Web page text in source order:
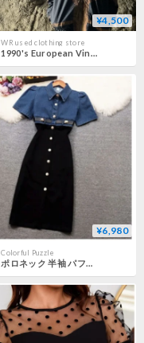
¥4,500
WR used clothing store
1990's European Vintage Leopard Print Switching blouson /wr74
¥6,980
Colorful Puzzle